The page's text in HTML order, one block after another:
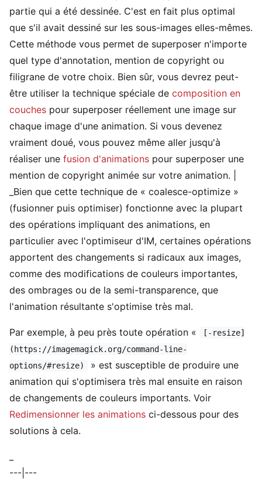
partie qui a été dessinée. C'est en fait plus optimal
que s'il avait dessiné sur les sous-images elles-mêmes.
Cette méthode vous permet de superposer n'importe
quel type d'annotation, mention de copyright ou
filigrane de votre choix. Bien sûr, vous devrez peut-
être utiliser la technique spéciale de composition en
couches pour superposer réellement une image sur
chaque image d'une animation. Si vous devenez
vraiment doué, vous pouvez même aller jusqu'à
réaliser une fusion d'animations pour superposer une
mention de copyright animée sur votre animation. |
_Bien que cette technique de « coalesce-optimize »
(fusionner puis optimiser) fonctionne avec la plupart
des opérations impliquant des animations, en
particulier avec l'optimiseur d'IM, certaines opérations
apportent des changements si radicaux aux images,
comme des modifications de couleurs importantes,
des ombrages ou de la semi-transparence, que
l'animation résultante s'optimise très mal.
Par exemple, à peu près toute opération «
[-resize]
(https://imagemagick.org/command-line-
options/#resize)
» est susceptible de produire une
animation qui s'optimisera très mal ensuite en raison
de changements de couleurs importants. Voir
Redimensionner les animations ci-dessous pour des
solutions à cela.
---|---